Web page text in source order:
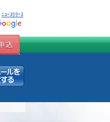
ﾆｭｰｽﾘﾘｰｽ